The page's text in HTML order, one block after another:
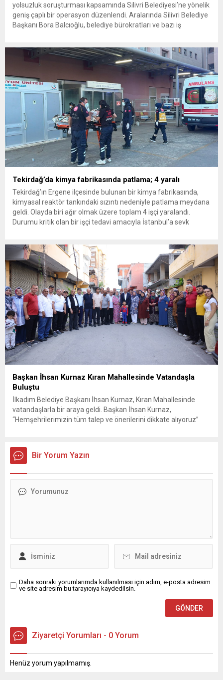
yolsuzluk soruşturması kapsamında Silivri Belediyesi’ne yönelik
geniş çaplı bir operasyon düzenlendi. Aralarında Silivri Belediye
Başkanı Bora Balcıoğlu, belediye bürokratları ve bazı iş
inceleme ve arama çalışmaları devam ediyor. İstanbul’da...
Tekirdağ’da kimya fabrikasında patlama; 4 yaralı
Tekirdağ’ın Ergene ilçesinde bulunan bir kimya fabrikasında,
kimyasal reaktör tankındaki sızıntı nedeniyle patlama meydana
geldi. Olayda biri ağır olmak üzere toplam 4 işçi yaralandı.
Durumu kritik olan bir işçi tedavi amacıyla İstanbul’a sevk
ilçesine...
Başkan İhsan Kurnaz Kıran Mahallesinde Vatandaşla
Buluştu
İlkadım Belediye Başkanı İhsan Kurnaz, Kıran Mahallesinde
vatandaşlarla bir araya geldi. Başkan İhsan Kurnaz,
“Hemşehrilerimizin tüm talep ve önerilerini dikkate alıyoruz”
sohbet eden, onların talep ve önerileri dinleyen Başkan İhsan
Kurnaz, gelen taleplerin çözümü için...
Bir Yorum Yazın
Daha sonraki yorumlarımda kullanılması için adım, e-posta adresim
ve site adresim bu tarayıcıya kaydedilsin.
Ziyaretçi Yorumları - 0 Yorum
Henüz yorum yapılmamış.